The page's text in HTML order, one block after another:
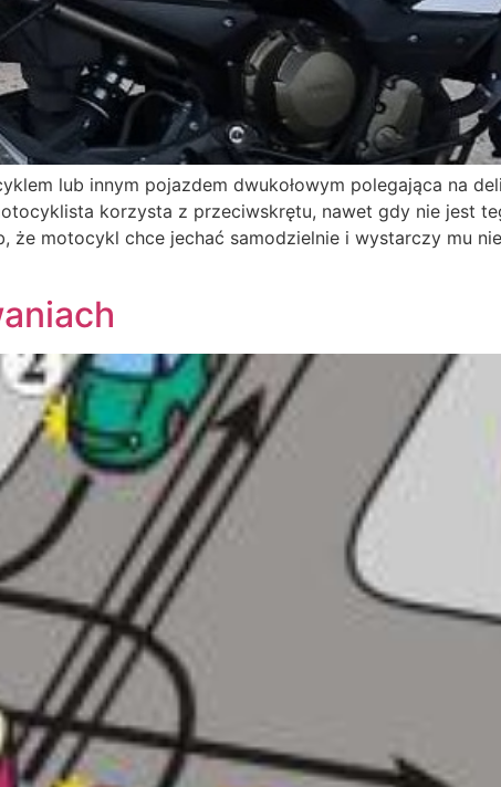
lub innym pojazdem dwukołowym polegająca na
korzysta z przeciwskrętu, nawet gdy nie jest
że motocykl chce jechać samodzielnie i wystarczy mu